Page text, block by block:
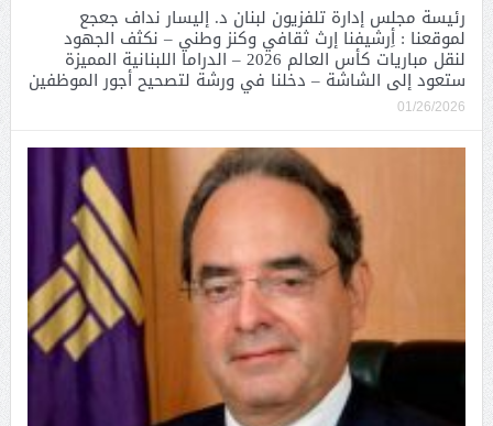
رئيسة مجلس إدارة تلفزيون لبنان د. إليسار نداف جعجع
لموقعنا : أِرشيفنا إرث ثقافي وكنز وطني – نكثف الجهود
لنقل مباريات كأس العالم 2026 – الدراما اللبنانية المميزة
ستعود إلى الشاشة – دخلنا في ورشة لتصحيح أجور الموظفين
01/26/2026